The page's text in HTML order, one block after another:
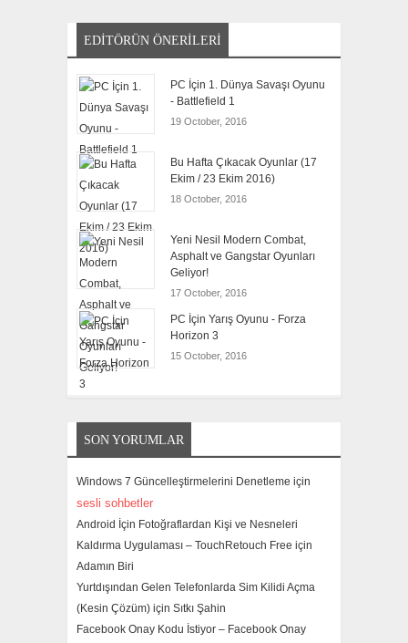
EDITÖRÜN ÖNERILERI
PC İçin 1. Dünya Savaşı Oyunu
- Battlefield 1
19 October, 2016
Bu Hafta Çıkacak Oyunlar (17
Ekim / 23 Ekim 2016)
18 October, 2016
Yeni Nesil Modern Combat,
Asphalt ve Gangstar Oyunları
Geliyor!
17 October, 2016
PC İçin Yarış Oyunu - Forza
Horizon 3
15 October, 2016
SON YORUMLAR
Windows 7 Güncelleştirmelerini Denetleme için
sesli sohbetler
Android İçin Fotoğraflardan Kişi ve Nesneleri
Kaldırma Uygulaması – TouchRetouch Free için
Adamın Biri
Yurtdışından Gelen Telefonlarda Sim Kilidi Açma
(Kesin Çözüm) için Sıtkı Şahin
Facebook Onay Kodu İstiyor – Facebook Onay